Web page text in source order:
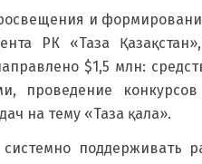
и
РК «Таза
$1,5 млн:
проведение
на тему «Таза қала».
поддерживать